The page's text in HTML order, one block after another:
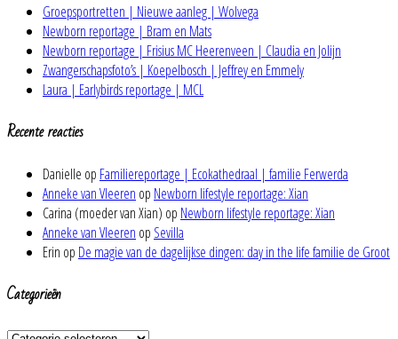
Groepsportretten | Nieuwe aanleg | Wolvega
Newborn reportage | Bram en Mats
Newborn reportage | Frisius MC Heerenveen | Claudia en Jolijn
Zwangerschapsfoto’s | Koepelbosch | Jeffrey en Emmely
Laura | Earlybirds reportage | MCL
Recente reacties
Danielle op Familiereportage | Ecokathedraal | familie Ferwerda
Anneke van Vleeren op Newborn lifestyle reportage: Xian
Carina (moeder van Xian) op Newborn lifestyle reportage: Xian
Anneke van Vleeren op Sevilla
Erin op De magie van de dagelijkse dingen: day in the life familie de Groot
Categorieën